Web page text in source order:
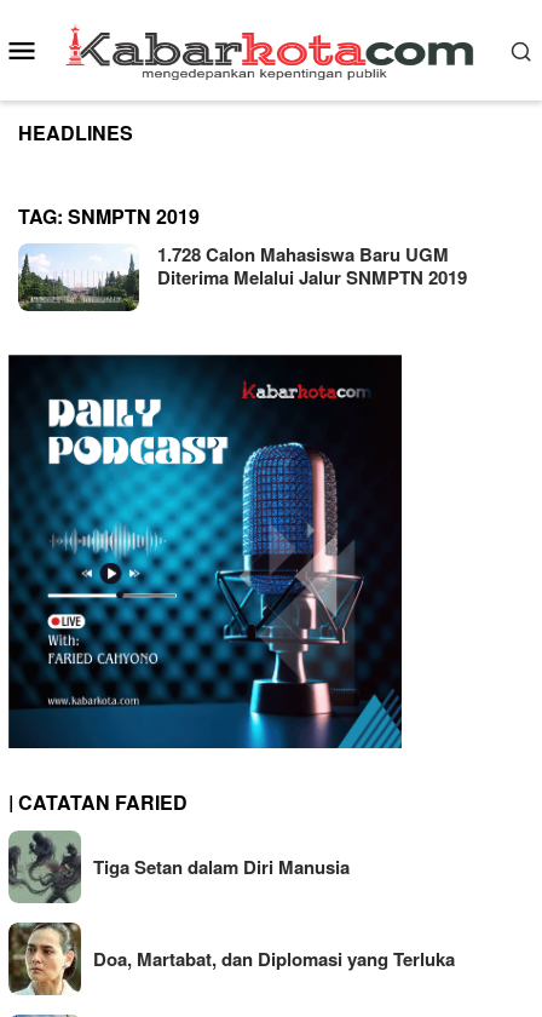
to
content
Mobile
Menu
HEADLINES
TAG: SNMPTN 2019
1.728 Calon Mahasiswa Baru UGM
Diterima Melalui Jalur SNMPTN 2019
| CATATAN FARIED
Tiga Setan dalam Diri Manusia
Doa, Martabat, dan Diplomasi yang Terluka